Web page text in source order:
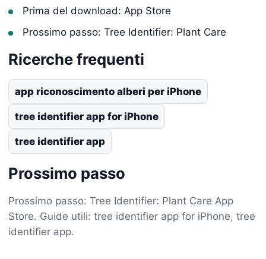
Prima del download: App Store
Prossimo passo: Tree Identifier: Plant Care
Ricerche frequenti
app riconoscimento alberi per iPhone
tree identifier app for iPhone
tree identifier app
Prossimo passo
Prossimo passo: Tree Identifier: Plant Care App
Store. Guide utili: tree identifier app for iPhone, tree
identifier app.